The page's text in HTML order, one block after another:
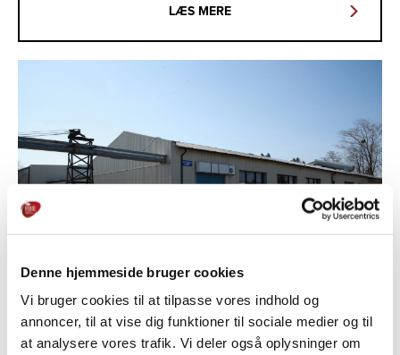
Denne hjemmeside bruger cookies
Vi bruger cookies til at tilpasse vores indhold og
annoncer, til at vise dig funktioner til sociale medier og til
at analysere vores trafik. Vi deler også oplysninger om
LÆS MERE
LIPSKO | POLEN (SCANDIC FOOD SP. Z O.O.)